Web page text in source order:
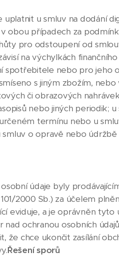
u smluv na dodání
obou případech za
pro odstoupení od
na výchylkách
nebo pro jeho
s jiným zbožím,
či obrazových
nebo jiných periodik;
termínu nebo u
smluv o opravě nebo
údaje byly
2000 Sb.) za účelem
eviduje, a je oprávněn
nad ochranou osobních
že chce ukončit zasílání
Řešení sporů